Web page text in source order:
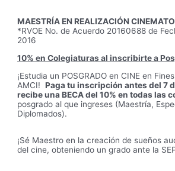
MAESTRÍA EN REALIZACIÓN
*RVOE No. de Acuerdo 20160688 de
2016
10% en Colegiaturas al inscribirte a
¡Estudia un POSGRADO en CINE en
AMCI!Paga tu inscripción antes del 7
recibe una BECA del 10% en todas las
posgrado al que ingreses (Maestría,
Diplomados).
¡Sé Maestro en la creación de sueños
del cine, obteniendo un grado ante la